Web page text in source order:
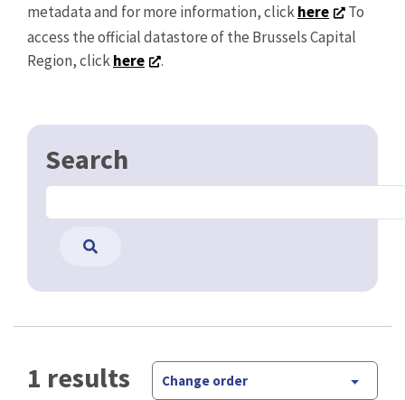
metadata and for more information, clickhere
To
access the official datastore of the Brussels Capital
Region, clickhere .
Search
1 results Change order